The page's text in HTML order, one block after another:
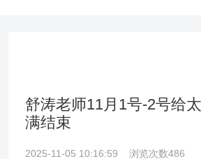
舒涛老师11月1号-2号给
满结束
2025-11-05 10:16:59 浏览次数486